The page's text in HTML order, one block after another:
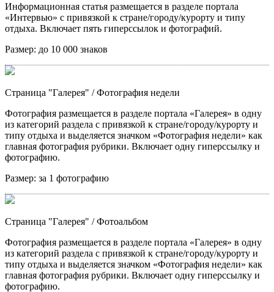
Информационная статья размещается в разделе портала
«Интервью» с привязкой к стране/городу/курорту и типу
отдыха. Включает пять гиперссылок и фотографий.
Размер: до 10 000 знаков
Страница "Галерея" / Фотография недели
Фотография размещается в разделе портала «Галерея» в одну
из категорий раздела с привязкой к стране/городу/курорту и
типу отдыха и выделяется значком «Фотография недели» как
главная фотография рубрики. Включает одну гиперссылку и
фотографию.
Размер: за 1 фотографию
Страница "Галерея" / Фотоальбом
Фотография размещается в разделе портала «Галерея» в одну
из категорий раздела с привязкой к стране/городу/курорту и
типу отдыха и выделяется значком «Фотография недели» как
главная фотография рубрики. Включает одну гиперссылку и
фотографию.